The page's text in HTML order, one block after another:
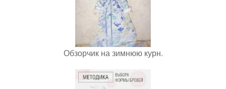
Обзорчик на зимнюю курн.